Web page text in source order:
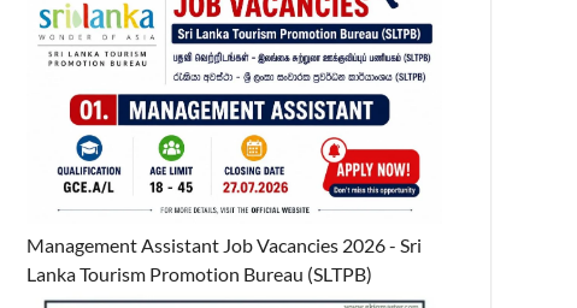
Management Assistant Job Vacancies 2026 - Sri
Lanka Tourism Promotion Bureau (SLTPB)